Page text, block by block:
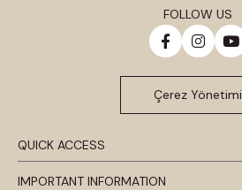
QUICK ACCESS
IMPORTANT INFORMATION
FOLLOW US
Çerez Yönetimi